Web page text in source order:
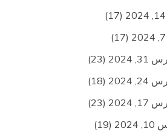
(17)
(17)
(23)
(18)
(23)
(19)